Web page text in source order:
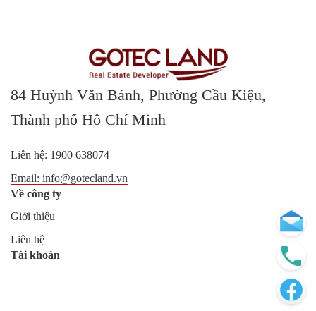
84 Huỳnh Văn Bánh, Phường Cầu Kiệu,
Thành phố Hồ Chí Minh
Liên hệ: 1900 638074
Email: info@gotecland.vn
Về công ty
Giới thiệu
Liên hệ
Tài khoản